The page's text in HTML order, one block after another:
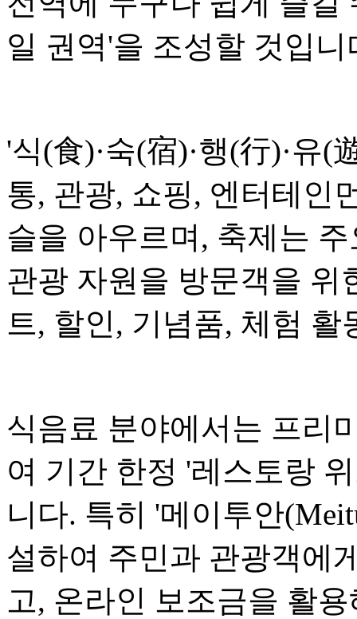
일 권역'을 조성할 것입니
'식(食)·숙(宿)·행(行)·유(
통, 관광, 쇼핑, 엔터테인
슬을 아우르며, 축제는
관광 자원을 방문객을 위
트, 할인, 기념품, 체험
식음료 분야에서는 프리
여 기간 한정 '레스토랑
니다. 특히 '메이투안
설하여 주민과 관광객에
고, 온라인 보조금을 활